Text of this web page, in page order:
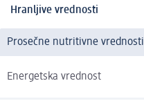
Hranljive vrednosti
Prosečne nutritivne vrednosti
Energetska vrednost